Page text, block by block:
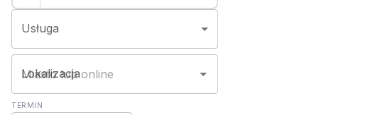
Usługa
Lokalizacja
TERMIN